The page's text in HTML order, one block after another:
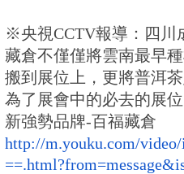
※央視CCTV報導：四川
藏倉不僅僅將雲南最早
搬到展位上， 更將普洱
為了展會中的必去的展位
新強勢品牌-百福藏倉
http://m.youku.com/video/
==.html?from=